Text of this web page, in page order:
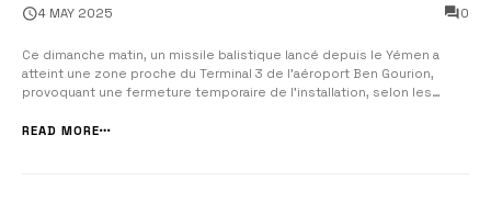
4 MAY 2025 0
Ce dimanche matin, un missile balistique lancé depuis le Yémen a
atteint une zone proche du Terminal 3 de l’aéroport Ben Gourion,
provoquant une fermeture temporaire de l’installation, selon les
atteint directement les abords de cette infrastructure stratégique,
READ MORE